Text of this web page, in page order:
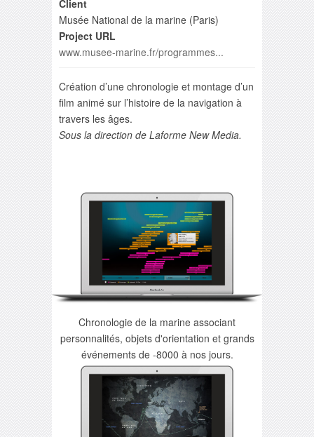
Client
Musée National de la marine (Paris)
Project URL
www.musee-marine.fr/programmes...
Création d’une chronologie et montage d’un
film animé sur l’histoire de la navigation à
travers les âges.
Sous la direction de Laforme New Media.
Chronologie de la marine associant
personnalités, objets d'orientation et grands
événements de -8000 à nos jours.